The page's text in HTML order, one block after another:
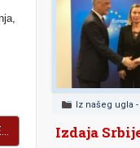
Iz našeg ugla -
Izdaja